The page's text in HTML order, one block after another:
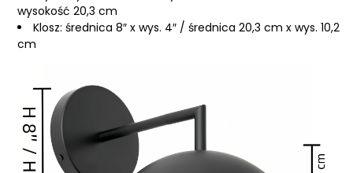
wysokość 20,3 cm
Klosz: średnica 8″ x wys. 4″ / średnica 20,3 cm x wys. 10,2
cm